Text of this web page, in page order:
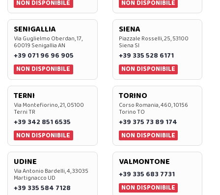
NON DISPONIBILE NON DISPONIBILE
SENIGALLIA
Via Guglielmo Oberdan, 17,
60019 Senigallia AN
+39 071 96 96 905
NON DISPONIBILE
SIENA
Piazzale Rosselli, 25, 53100
Siena SI
+39 335 528 6171
NON DISPONIBILE
TERNI
Via Montefiorino, 21, 05100
Terni TR
+39 342 851 6535
NON DISPONIBILE
TORINO
Corso Romania, 460, 10156
Torino TO
+39 375 73 89 174
NON DISPONIBILE
UDINE
Via Antonio Bardelli, 4, 33035
Martignacco UD
+39 335 584 7128
VALMONTONE
+39 335 683 7731
NON DISPONIBILE